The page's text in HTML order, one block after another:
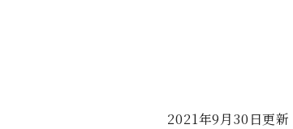
2021年9月30日更新